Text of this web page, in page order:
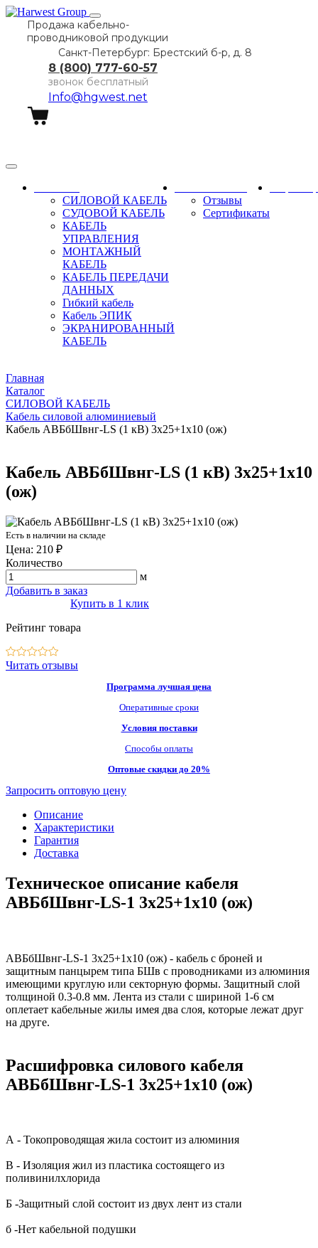
Продажа кабельно-
проводниковой продукции
Санкт-Петербург: Брестский б-р, д. 8
8 (800) 777-60-57
звонок бесплатный
Info@hgwest.net
СИЛОВОЙ КАБЕЛЬ
СУДОВОЙ КАБЕЛЬ
КАБЕЛЬ
УПРАВЛЕНИЯ
МОНТАЖНЫЙ
КАБЕЛЬ
КАБЕЛЬ ПЕРЕДАЧИ
ДАННЫХ
Гибкий кабель
Кабель ЭПИК
ЭКРАНИРОВАННЫЙ
КАБЕЛЬ
Отзывы
Сертификаты
Главная
Каталог
СИЛОВОЙ КАБЕЛЬ
Кабель силовой алюминиевый
Кабель АВБбШвнг-LS (1 кВ) 3х25+1х10 (ож)
Кабель АВБбШвнг-LS (1 кВ) 3х25+1х10
(ож)
Есть в наличии на складе
Цена: 210 ₽
Количество
м
Добавить в заказ
Купить в 1 клик
Рейтинг товара
Читать отзывы
Программа лучшая цена
Оперативные сроки
Условия поставки
Способы оплаты
Оптовые скидки до 20%
Запросить оптовую цену
Описание
Характеристики
Гарантия
Доставка
Техническое описание кабеля
АВБбШвнг-LS-1 3х25+1х10 (ож)
АВБбШвнг-LS-1 3х25+1х10 (ож) - кабель с броней и
защитным панцырем типа БШв с проводниками из алюминия
имеющими круглую или секторную формы. Защитный слой
толщиной 0.3-0.8 мм. Лента из стали с шириной 1-6 см
оплетает кабельные жилы имея два слоя, которые лежат друг
на друге.
Расшифровка силового кабеля
АВБбШвнг-LS-1 3х25+1х10 (ож)
А - Токопроводящая жила состоит из алюминия
В - Изоляция жил из пластика состоящего из
поливинилхлорида
Б -Защитный слой состоит из двух лент из стали
б -Нет кабельной подушки